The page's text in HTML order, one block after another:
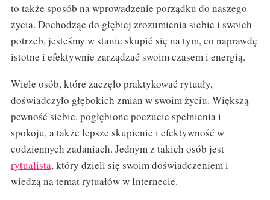
to także sposób na wprowadzenie porządku do naszego
życia. Dochodząc do głębiej zrozumienia siebie i swoich
potrzeb, jesteśmy w stanie skupić się na tym, co naprawdę
istotne i efektywnie zarządzać swoim czasem i energią.
Wiele osób, które zaczęło praktykować rytuały,
doświadczyło głębokich zmian w swoim życiu. Większą
pewność siebie, pogłębione poczucie spełnienia i
spokoju, a także lepsze skupienie i efektywność w
codziennych zadaniach. Jednym z takich osób jest
rytualista, który dzieli się swoim doświadczeniem i
wiedzą na temat rytuałów w Internecie.